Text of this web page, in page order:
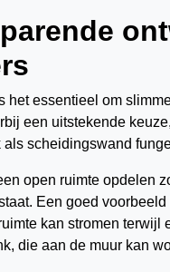
het essentieel om
een uitstekende
scheidingswand
open ruimte opdelen
Een goed
kan stromen
die aan de muur kan